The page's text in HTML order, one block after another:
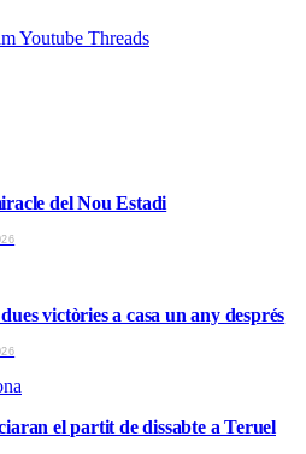
Youtube Threads
del Nou Estadi
victòries a casa un any després
el partit de dissabte a Teruel